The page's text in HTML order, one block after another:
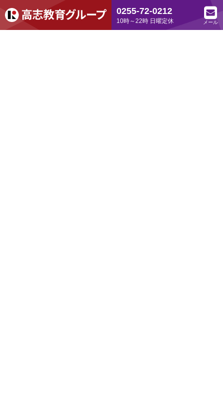
0255-72-0212
10時～22時 日曜定休 メール